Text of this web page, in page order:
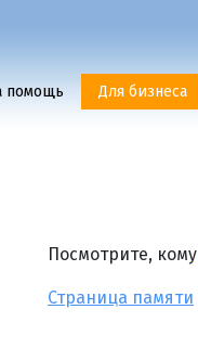
помощь Для бизнеса
Посмотрите, кому
Страница памяти